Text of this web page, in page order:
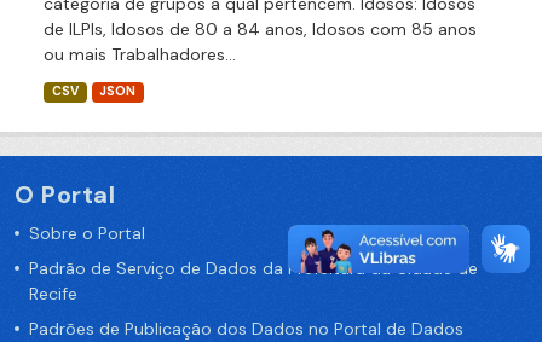
de ILPIs, Idosos de 80 a 84 anos, Idosos com 85 anos
ou mais Trabalhadores...
CSV JSON
O Portal
Sobre o Portal
Padrão de Serviço de Dados da Prefeitura da Cidade de
Recife
Padrões de Publicação dos Dados no Portal de Dados